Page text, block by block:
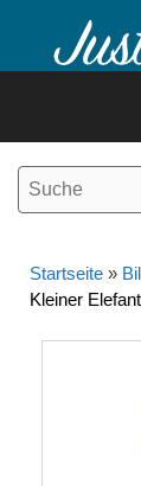
Inhalt
Startseite »
Kleiner